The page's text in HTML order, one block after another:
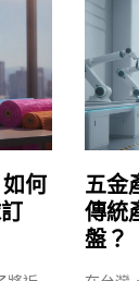
何
五金
傳統
盤？